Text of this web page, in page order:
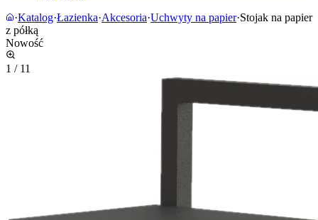
·Katalog·Łazienka·Akcesoria·Uchwyty na papier·Stojak na papier
z półką
Nowość
1 / 11